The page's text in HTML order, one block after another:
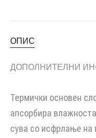
ОПИС
ДОПОЛНИТЕЛНИ
Термички основен
апсорбира
сува со исфрлање на